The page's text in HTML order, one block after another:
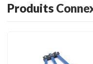
Produits